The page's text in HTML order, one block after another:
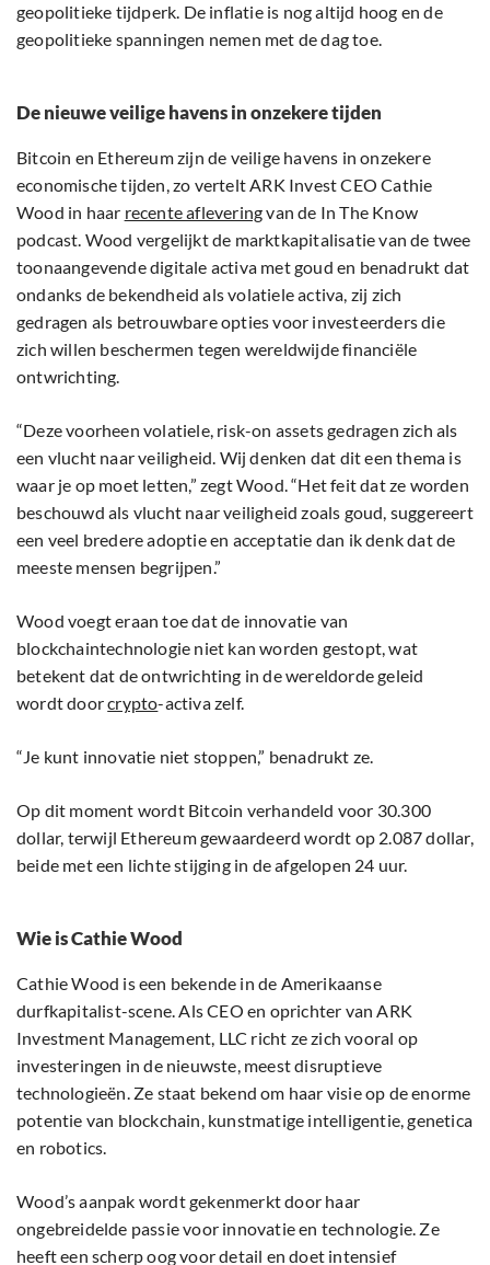
geopolitieke tijdperk. De inflatie is nog altijd hoog en de
geopolitieke spanningen nemen met de dag toe.
De nieuwe veilige havens in onzekere tijden
Bitcoin en Ethereum zijn de veilige havens in onzekere
economische tijden, zo vertelt ARK Invest CEO Cathie
Wood in haar recente afleveringvan de In The Know
podcast. Wood vergelijkt de marktkapitalisatie van de twee
toonaangevende digitale activa met goud en benadrukt dat
ondanks de bekendheid als volatiele activa, zij zich
gedragen als betrouwbare opties voor investeerders die
zich willen beschermen tegen wereldwijde financiële
ontwrichting.
“Deze voorheen volatiele, risk-on assets gedragen zich als
een vlucht naar veiligheid. Wij denken dat dit een thema is
waar je op moet letten,” zegt Wood. “Het feit dat ze worden
beschouwd als vlucht naar veiligheid zoals goud, suggereert
een veel bredere adoptie en acceptatie dan ik denk dat de
meeste mensen begrijpen.”
Wood voegt eraan toe dat de innovatie van
blockchaintechnologie niet kan worden gestopt, wat
betekent dat de ontwrichting in de wereldorde geleid
wordt doorcrypto-activa zelf.
“Je kunt innovatie niet stoppen,” benadrukt ze.
Op dit moment wordt Bitcoin verhandeld voor 30.300
dollar, terwijl Ethereum gewaardeerd wordt op 2.087 dollar,
beide met een lichte stijging in de afgelopen 24 uur.
Wie is Cathie Wood
Cathie Wood is een bekende in de Amerikaanse
durfkapitalist-scene. Als CEO en oprichter van ARK
Investment Management, LLC richt ze zich vooral op
investeringen in de nieuwste, meest disruptieve
technologieën. Ze staat bekend om haar visie op de enorme
potentie van blockchain, kunstmatige intelligentie, genetica
en robotics.
Wood’s aanpak wordt gekenmerkt door haar
ongebreidelde passie voor innovatie en technologie. Ze
heeft een scherp oog voor detail en doet intensief